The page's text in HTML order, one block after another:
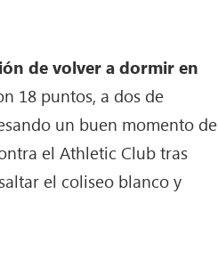
de volver a dormir en
18 puntos, a dos de
un buen momento de
el Athletic Club tras
el coliseo blanco y